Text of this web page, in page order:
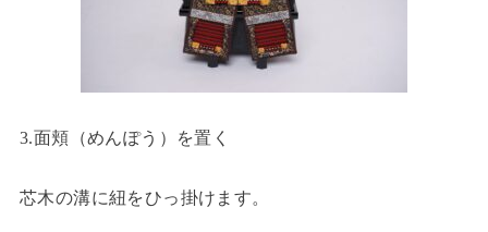
3.面頬（めんぽう）を置く
芯木の溝に紐をひっ掛けます。